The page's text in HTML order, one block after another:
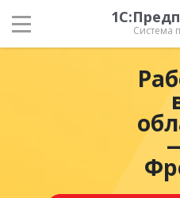
Система